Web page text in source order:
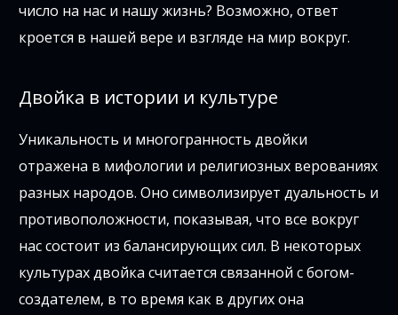
число на нас и нашу жизнь? Возможно, ответ
кроется в нашей вере и взгляде на мир вокруг.
Двойка в истории и культуре
Уникальность и многогранность двойки
отражена в мифологии и религиозных верованиях
разных народов. Оно символизирует дуальность и
противоположности, показывая, что все вокруг
нас состоит из балансирующих сил. В некоторых
культурах двойка считается связанной с богом-
создателем, в то время как в других она